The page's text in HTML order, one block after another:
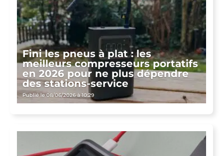
Fini les pneus à plat : les
meilleurs compresseurs portatifs
en 2026 pour ne plus dépendre
des stations-service
Publié le 08/06/2026 à 10:29